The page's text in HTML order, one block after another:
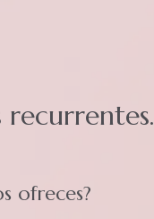
recurrentes.
ofreces?